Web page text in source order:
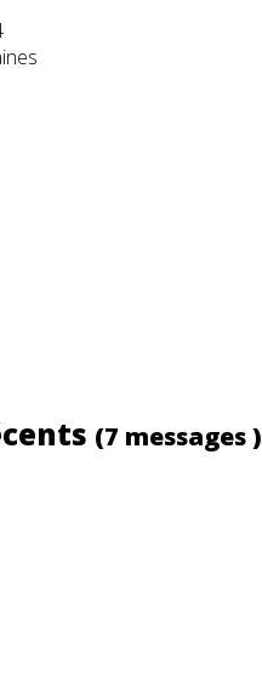
(7 messages )